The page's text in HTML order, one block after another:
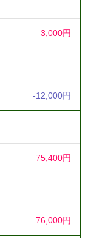
3,000円
-12,000円
75,400円
76,000円